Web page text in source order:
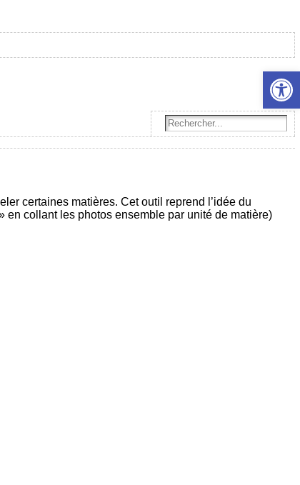
Ouvrir
certaines matières. Cet outil reprend l’idée du
en collant les photos ensemble par unité de matière)